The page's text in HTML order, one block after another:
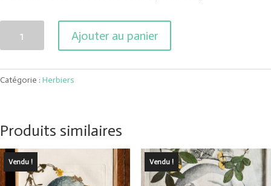
est
un
Ajouter au panier
Catégorie : Herbiers
Produits similaires
Vendu ! Vendu !